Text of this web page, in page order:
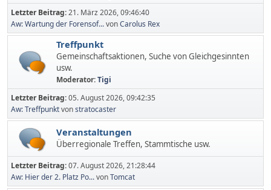
Letzter Beitrag:21. März 2026, 09:46:40
Aw: Wartung der Forensof...vonCarolus Rex
Treffpunkt
Gemeinschaftsaktionen, Suche von Gleichgesinnten
usw.
Moderator:Tigi
Letzter Beitrag:05. August 2026, 09:42:35
Aw: Treffpunktvonstratocaster
Veranstaltungen
Überregionale Treffen, Stammtische usw.
Letzter Beitrag:07. August 2026, 21:28:44
Aw: Hier der 2. Platz Po...vonTomcat